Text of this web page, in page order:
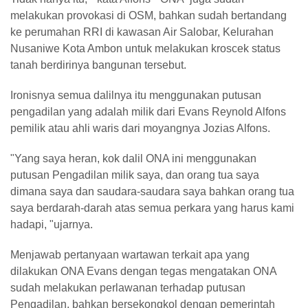
melakukan provokasi di OSM, bahkan sudah bertandang
ke perumahan RRI di kawasan Air Salobar, Kelurahan
Nusaniwe Kota Ambon untuk melakukan kroscek status
tanah berdirinya bangunan tersebut.
Ironisnya semua dalilnya itu menggunakan putusan
pengadilan yang adalah milik dari Evans Reynold Alfons
pemilik atau ahli waris dari moyangnya Jozias Alfons.
"Yang saya heran, kok dalil ONA ini menggunakan
putusan Pengadilan milik saya, dan orang tua saya
dimana saya dan saudara-saudara saya bahkan orang tua
saya berdarah-darah atas semua perkara yang harus kami
hadapi, "ujarnya.
Menjawab pertanyaan wartawan terkait apa yang
dilakukan ONA Evans dengan tegas mengatakan ONA
sudah melakukan perlawanan terhadap putusan
Pengadilan, bahkan bersekongkol dengan pemerintah